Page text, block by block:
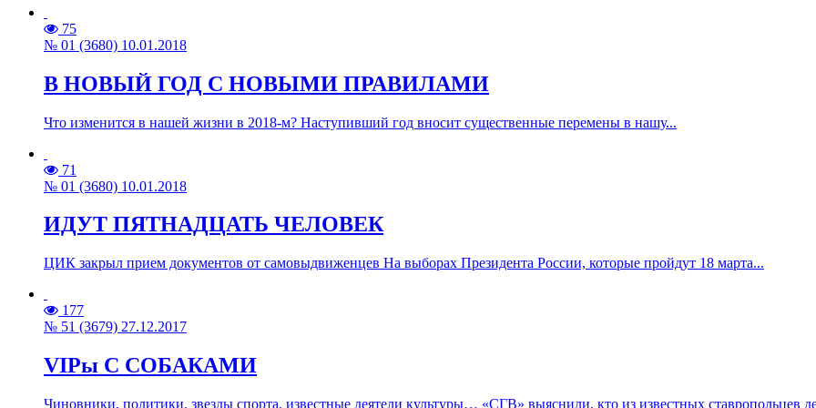
75
№ 01 (3680) 10.01.2018
В НОВЫЙ ГОД С НОВЫМИ ПРАВИЛАМИ
Что изменится в нашей жизни в 2018-м? Наступивший год вносит существенные перемены в нашу...
71
№ 01 (3680) 10.01.2018
ИДУТ ПЯТНАДЦАТЬ ЧЕЛОВЕК
ЦИК закрыл прием документов от самовыдвиженцев На выборах Президента России, которые пройдут 18 марта...
177
№ 51 (3679) 27.12.2017
VIPы С СОБАКАМИ
Чиновники, политики, звезды спорта, известные деятели культуры… «СГВ» выяснили, кто из известных ставропольцев